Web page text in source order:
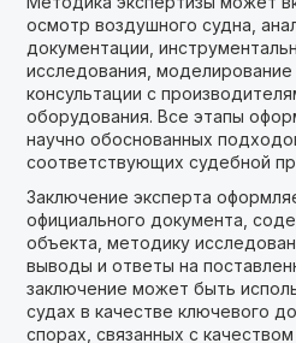
осмотр воздушного судна,
документации,
исследования,
консультации с
оборудования. Все этапы
научно обоснованных
соответствующих судебной
Заключение эксперта
официального документа,
объекта, методику
выводы и ответы на
заключение может быть
судах в качестве ключевого
спорах, связанных с